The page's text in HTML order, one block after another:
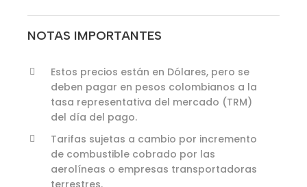
NOTAS IMPORTANTES
Estos precios están en Dólares, pero se
deben pagar en pesos colombianos a la
tasa representativa del mercado (TRM)
del día del pago.
Tarifas sujetas a cambio por incremento
de combustible cobrado por las
aerolíneas o empresas transportadoras
terrestres.